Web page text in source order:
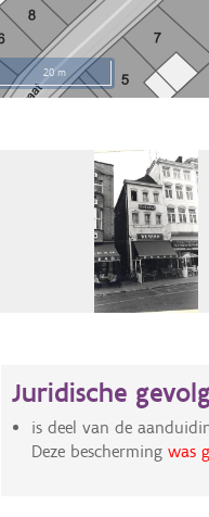
20 m
Juridische
is deel van de
Deze bescherming was